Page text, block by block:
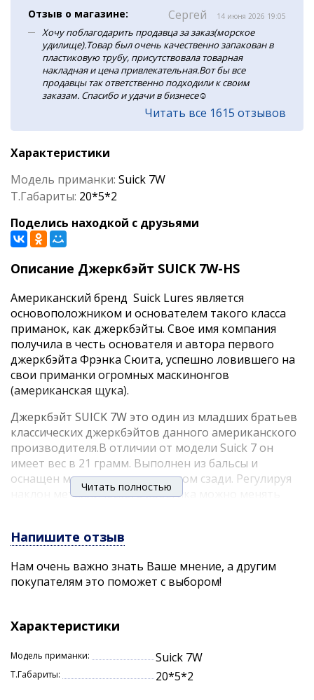
Отзыв о магазине: Сергей 14 июня 2026 19:05
Хочу поблагодарить продавца за заказ(морское
удилище).Товар был очень качественно запакован в
пластиковую трубу, присутствовала товарная
накладная и цена привлекательная.Вот бы все
продавцы так ответственно подходили к своим
заказам. Спасибо и удачи в бизнесе☺️
Читать все 1615 отзывов
Характеристики
Модель приманки: Suick 7W
Т.Габариты: 20*5*2
Поделись находкой с друзьями
Описание Джеркбэйт SUICK 7W-HS
Американский бренд Suick Lures является
основоположником и основателем такого класса
приманок, как джеркбэйты. Свое имя компания
получила в честь основателя и автора первого
джеркбэйта Фрэнка Сюита, успешно ловившего на
свои приманки огромных маскинонгов
(американская щука).
Джеркбэйт SUICK 7W это один из младших братьев
классических джеркбэйтов данного американского
производителя.В отличии от модели Suick 7 он
имеет вес в 21 грамм. Выполнен из бальсы и
оснащен металлическим хвостом сзади. Регулируя
наклон металлического хвостика можно менять
полноценный джерковый комплект, так и просто
именно джеркинг - резкие рывки для погружения
приманки и паузы вплоть до полного всплытия. На
оптимальную приманку под конкретные условия
Характеристики:
Читать полностью
Напишите отзыв
Нам очень важно знать Ваше мнение, а другим
покупателям это поможет с выбором!
Характеристики
Модель приманки: Suick 7W
Т.Габариты: 20*5*2